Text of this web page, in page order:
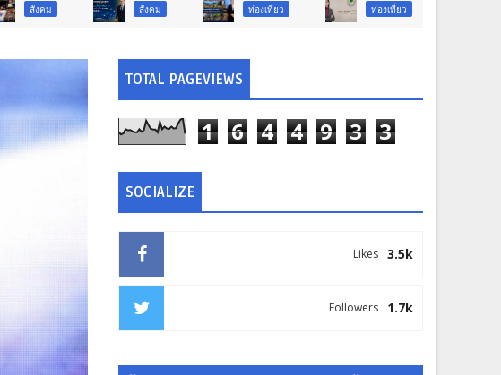
TOTAL PAGEVIEWS
1 6 4 4 9 3 3
SOCIALIZE
3.5k
Likes
1.7k
Followers